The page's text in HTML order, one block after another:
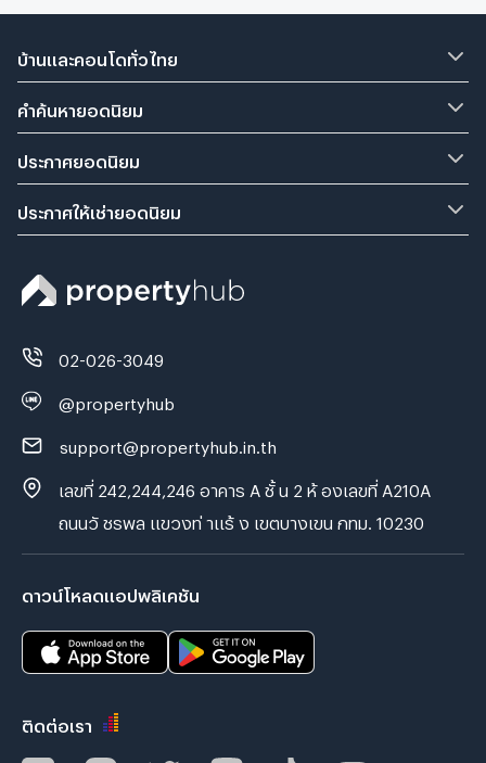
บ้านและคอนโดทั่วไทย
คำค้นหายอดนิยม
ประกาศยอดนิยม
ประกาศให้เช่ายอดนิยม
02-026-3049
@propertyhub
support@propertyhub.in.th
เลขที่ 242,244,246 อาคาร A ชั้ น 2 ห้ องเลขที่ A210A
ถนนวั ชรพล แขวงท่ าแร้ ง เขตบางเขน กทม. 10230
ดาวน์โหลดแอปพลิเคชัน
ติดต่อเรา